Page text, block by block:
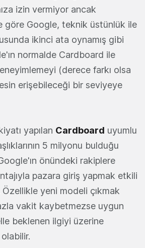
izin vermiyor ancak
göre Google, teknik üstünlük ile
ikinci ata oynamış gibi
normalde Cardboard ile
(derece farkı olsa
erişebileceği bir seviyeye
yapılan Cardboard uyumlu
5 milyonu bulduğu
önündeki rakiplere
pazara giriş yapmak etkili
yeni modeli çıkmak
vakit kaybetmezse uygun
beklenen ilgiyi üzerine